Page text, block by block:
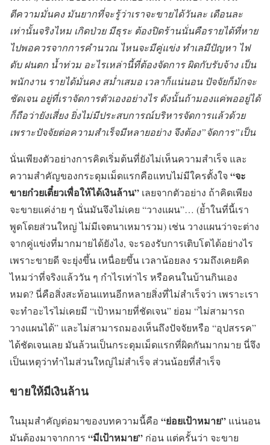
ตีความมั่นคง มันยากที่จะรู้ว่าเราจะขายได้วันละ เดือนละ
เท่านั้นจริงไหม เกิดป่วย มีธุระ ต้องปิดร้านนั่นคือรายได้ที่หาย
ไปพอควรจากการคำนวณ ไหนจะมีคู่แข่ง ทำเลมีปัญหา ไฟ
ดับ ฝนตก น้ำท่วม อะไรเหล่านี้ที่ต้องจัดการ ผิดกับรับจ้าง เป็น
พนักงาน รายได้มั่นคง สม่ำเสมอ เวลาก็แน่นอน ปัจจัยก็มักจะ
ชัดเจน อยู่ที่เราจัดการตัวเองอย่างไร ดังนั้นถ้ามองแค่พออยู่ได้
ก็ถือว่ายังเสี่ยง ยิ่งไม่มีประสบการณ์บริหารจัดการแล้วด้วย
เพราะปัจจัยต่อความสำเร็จมีหลายอย่าง จึงต้อง”จัดการ”เป็น
นั่นเพียงตัวอย่างการคิดเริ่มต้นที่ยังไม่เห็นความสำเร็จ และ
ความสำคัญของกระดุมเม็ดแรกคือแทบไม่มีใครตั้งใจ “จะ
ขายก๋วยเตี๋ยวเพื่อให้ได้เงินล้าน” เลยจากตัวอย่าง ถ้าคิดเพียง
จะขายแค่ง่าย ๆ นั่นมันจึงไม่เคย “วางแผน”… (ย้ำในที่นี้เรา
พูดโดยส่วนใหญ่ ไม่มีเจตนาเหมารวม) เช่น วางแผนว่าจะต่าง
จากคู่แข่งที่มากมายได้ยังไง, จะรองรับการเติบโตได้อย่างไร
เพราะขายดี จะยุ่งขึ้น เหนื่อยขึ้น เวลาน้อยลง รวมถึงเคยคิด
ไหมว่าที่จริงแล้ววัน ๆ กำไรเท่าไร หรือคนในบ้านกินเอง
หมด? นี่คือสิ่งสะท้อนแทนอีกหลายสิ่งที่ไม่สำเร็จว่า เพราะเรา
จะทำอะไรไม่เคยมี “เป้าหมายที่ชัดเจน” ย่อม “ไม่สามารถ
วางแผนได้” และไม่สามารถมองเห็นถึงปัจจัยหรือ “อุปสรรค”
ได้ชัดเจนเลย มันล้วนเป็นกระดุมเม็ดแรกที่ผิดกันมากมาย นี่จึง
เป็นเหตุว่าทำไมส่วนใหญ่ไม่สำเร็จ ส่วนน้อยที่สำเร็จ
ขายให้มีเงินล้าน
ในมุมสำคัญต่อมาของบทความนี้คือ “ย่อยเป้าหมาย” แน่นอน
มันต้องมาจากการ “มีเป้าหมาย” ก่อน แต่ครั้นว่า จะขาย